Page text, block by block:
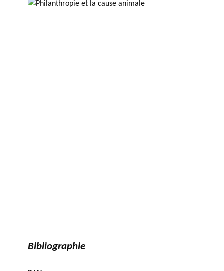
Bibliographie